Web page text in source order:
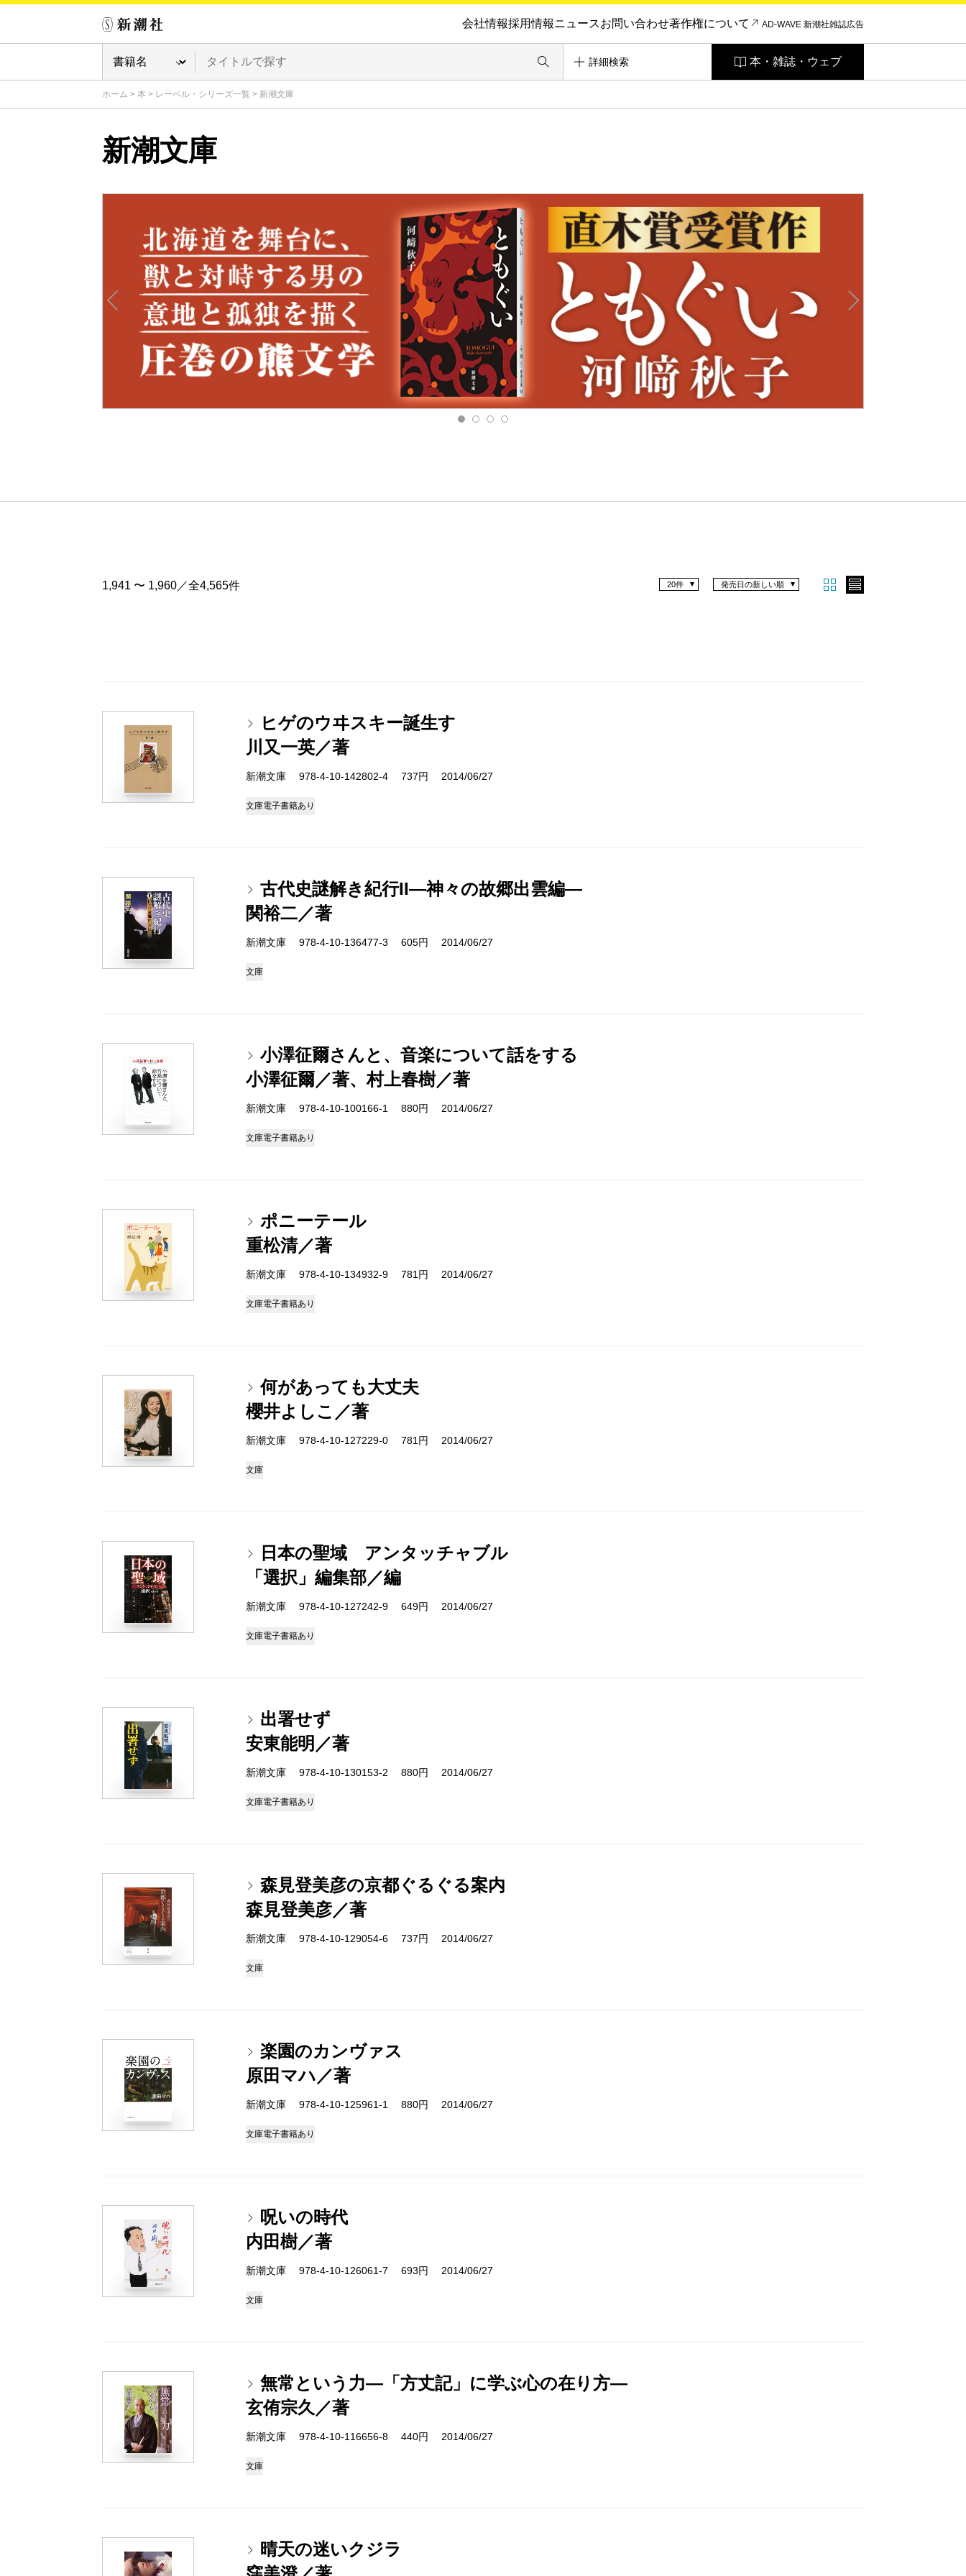
会社情報採用情報ニュースお問い合わせ著作権について AD-WAVE 新潮社雑誌広告
詳細検索 本・雑誌・ウェブ
ホーム > 本 > レーベル・シリーズ一覧 > 新潮文庫
新潮文庫
1,941 〜 1,960／全4,565件 発売日の新しい順
20件
ヒゲのウヰスキー誕生す
川又一英／著
新潮文庫 978-4-10-142802-4 737円 2014/06/27
文庫電子書籍あり
古代史謎解き紀行II―神々の故郷出雲編―
関裕二／著
新潮文庫 978-4-10-136477-3 605円 2014/06/27
文庫
小澤征爾さんと、音楽について話をする
小澤征爾／著、村上春樹／著
新潮文庫 978-4-10-100166-1 880円 2014/06/27
文庫電子書籍あり
ポニーテール
重松清／著
新潮文庫 978-4-10-134932-9 781円 2014/06/27
文庫電子書籍あり
何があっても大丈夫
櫻井よしこ／著
新潮文庫 978-4-10-127229-0 781円 2014/06/27
文庫
日本の聖域 アンタッチャブル
「選択」編集部／編
新潮文庫 978-4-10-127242-9 649円 2014/06/27
文庫電子書籍あり
出署せず
安東能明／著
新潮文庫 978-4-10-130153-2 880円 2014/06/27
文庫電子書籍あり
森見登美彦の京都ぐるぐる案内
森見登美彦／著
新潮文庫 978-4-10-129054-6 737円 2014/06/27
文庫
楽園のカンヴァス
原田マハ／著
新潮文庫 978-4-10-125961-1 880円 2014/06/27
文庫電子書籍あり
呪いの時代
内田樹／著
新潮文庫 978-4-10-126061-7 693円 2014/06/27
文庫
無常という力―「方丈記」に学ぶ心の在り方―
玄侑宗久／著
新潮文庫 978-4-10-116656-8 440円 2014/06/27
文庫
晴天の迷いクジラ